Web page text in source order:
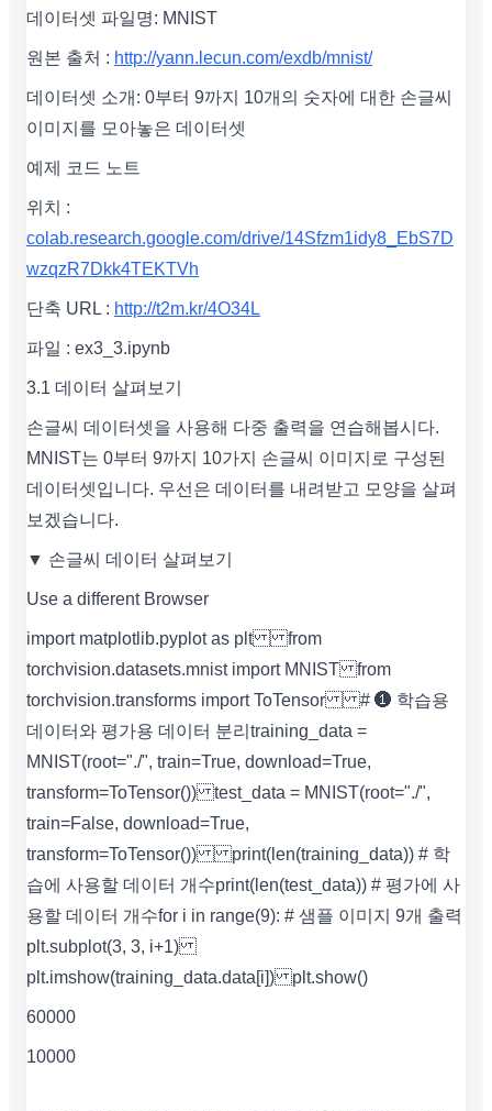
데이터셋 파일명: MNIST
원본 출처 : http://yann.lecun.com/exdb/mnist/
데이터셋 소개: 0부터 9까지 10개의 숫자에 대한 손글씨
이미지를 모아놓은 데이터셋
예제 코드 노트
위치 :
colab.research.google.com/drive/14Sfzm1idy8_EbS7D
wzqzR7Dkk4TEKTVh
단축 URL : http://t2m.kr/4O34L
파일 : ex3_3.ipynb
3.1 데이터 살펴보기
손글씨 데이터셋을 사용해 다중 출력을 연습해봅시다.
MNIST는 0부터 9까지 10가지 손글씨 이미지로 구성된
데이터셋입니다. 우선은 데이터를 내려받고 모양을 살펴
보겠습니다.
▼ 손글씨 데이터 살펴보기
Use a different Browser
import matplotlib.pyplot as plt from
torchvision.datasets.mnist import MNIST from
torchvision.transforms import ToTensor # ❶ 학습용
데이터와 평가용 데이터 분리 training_data =
MNIST(root="./", train=True, download=True,
transform=ToTensor()) test_data = MNIST(root="./",
train=False, download=True,
transform=ToTensor()) print(len(training_data)) # 학
습에 사용할 데이터 개수 print(len(test_data)) # 평가에 사
용할 데이터 개수 for i in range(9): # 샘플 이미지 9개 출력
plt.subplot(3, 3, i+1)
plt.imshow(training_data.data[i]) plt.show()
60000
10000